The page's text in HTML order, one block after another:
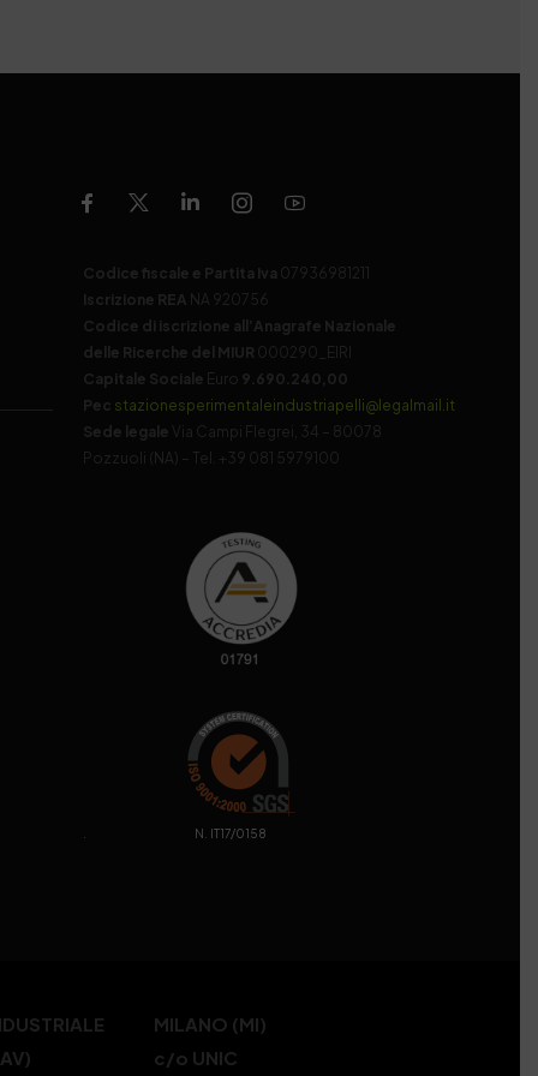
Codice fiscale e Partita Iva 07936981211
Iscrizione REA NA 920756
Codice di iscrizione all’Anagrafe Nazionale
delle Ricerche del MIUR 000290_EIRI
Capitale Sociale Euro 9.690.240,00
Pec stazionesperimentaleindustriapelli@legalmail.it
Sede legale
Via Campi Flegrei, 34 – 80078
Pozzuoli (NA) – Tel. +39 081 5979100
. N. IT17/0158
MILANO (MI)
c/o UNIC